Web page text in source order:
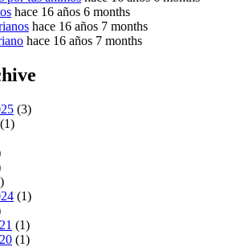
hace 16 años 6 months
hace 16 años 7 months
hace 16 años 7 months
(3)
(1)
(1)
(1)
(1)